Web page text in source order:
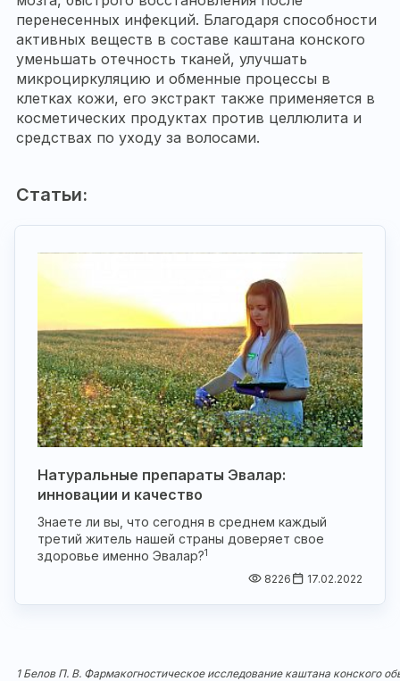
перенесенных инфекций. Благодаря способности
активных веществ в составе каштана конского
уменьшать отечность тканей, улучшать
микроциркуляцию и обменные процессы в
клетках кожи, его экстракт также применяется в
косметических продуктах против целлюлита и
средствах по уходу за волосами.
Статьи:
Натуральные препараты Эвалар:
инновации и качество
Знаете ли вы, что сегодня в среднем каждый
третий житель нашей страны доверяет свое
здоровье именно Эвалар?1
8226 17.02.2022
1 Белов П. В. Фармакогностическое исследование каштана конского